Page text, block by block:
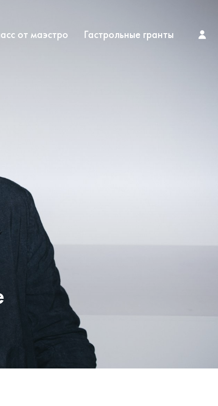
от маэстро Гастрольные гранты